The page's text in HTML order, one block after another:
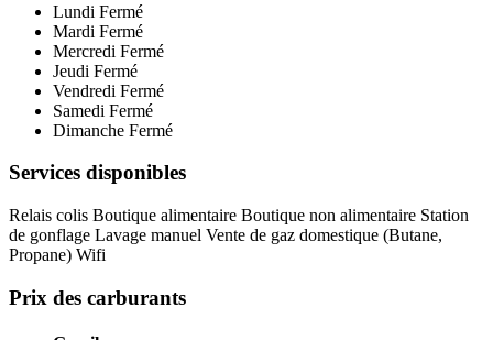
Lundi Fermé
Mardi Fermé
Mercredi Fermé
Jeudi Fermé
Vendredi Fermé
Samedi Fermé
Dimanche Fermé
Services disponibles
Relais colis Boutique alimentaire Boutique non alimentaire Station
de gonflage Lavage manuel Vente de gaz domestique (Butane,
Propane) Wifi
Prix des carburants